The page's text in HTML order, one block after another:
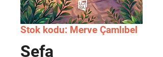
Stok kodu: Merve Çamlıbel
Sefa